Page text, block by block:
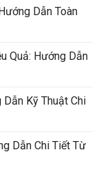
Dẫn Toàn
Quả: Hướng Dẫn
Dẫn Kỹ Thuật Chi
Dẫn Chi Tiết Từ